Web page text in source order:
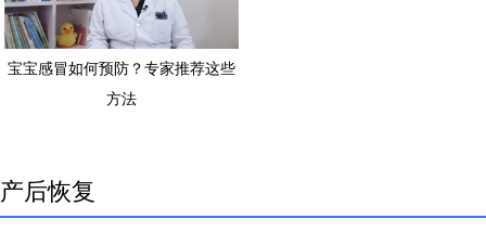
宝宝感冒如何预防？专家推荐这些
方法
产后恢复